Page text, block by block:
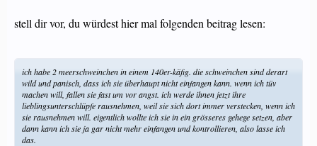
stell dir vor, du würdest hier mal folgenden beitrag lesen:
ich habe 2 meerschweinchen in einem 140er-käfig. die schweinchen sind derart
wild und panisch, dass ich sie überhaupt nicht einfangen kann. wenn ich tüv
machen will, fallen sie fast um vor angst. ich werde ihnen jetzt ihre
lieblingsunterschlüpfe rausnehmen, weil sie sich dort immer verstecken, wenn ich
sie rausnehmen will. eigentlich wollte ich sie in ein grösseres gehege setzen, aber
dann kann ich sie ja gar nicht mehr einfangen und kontrollieren, also lasse ich
das.